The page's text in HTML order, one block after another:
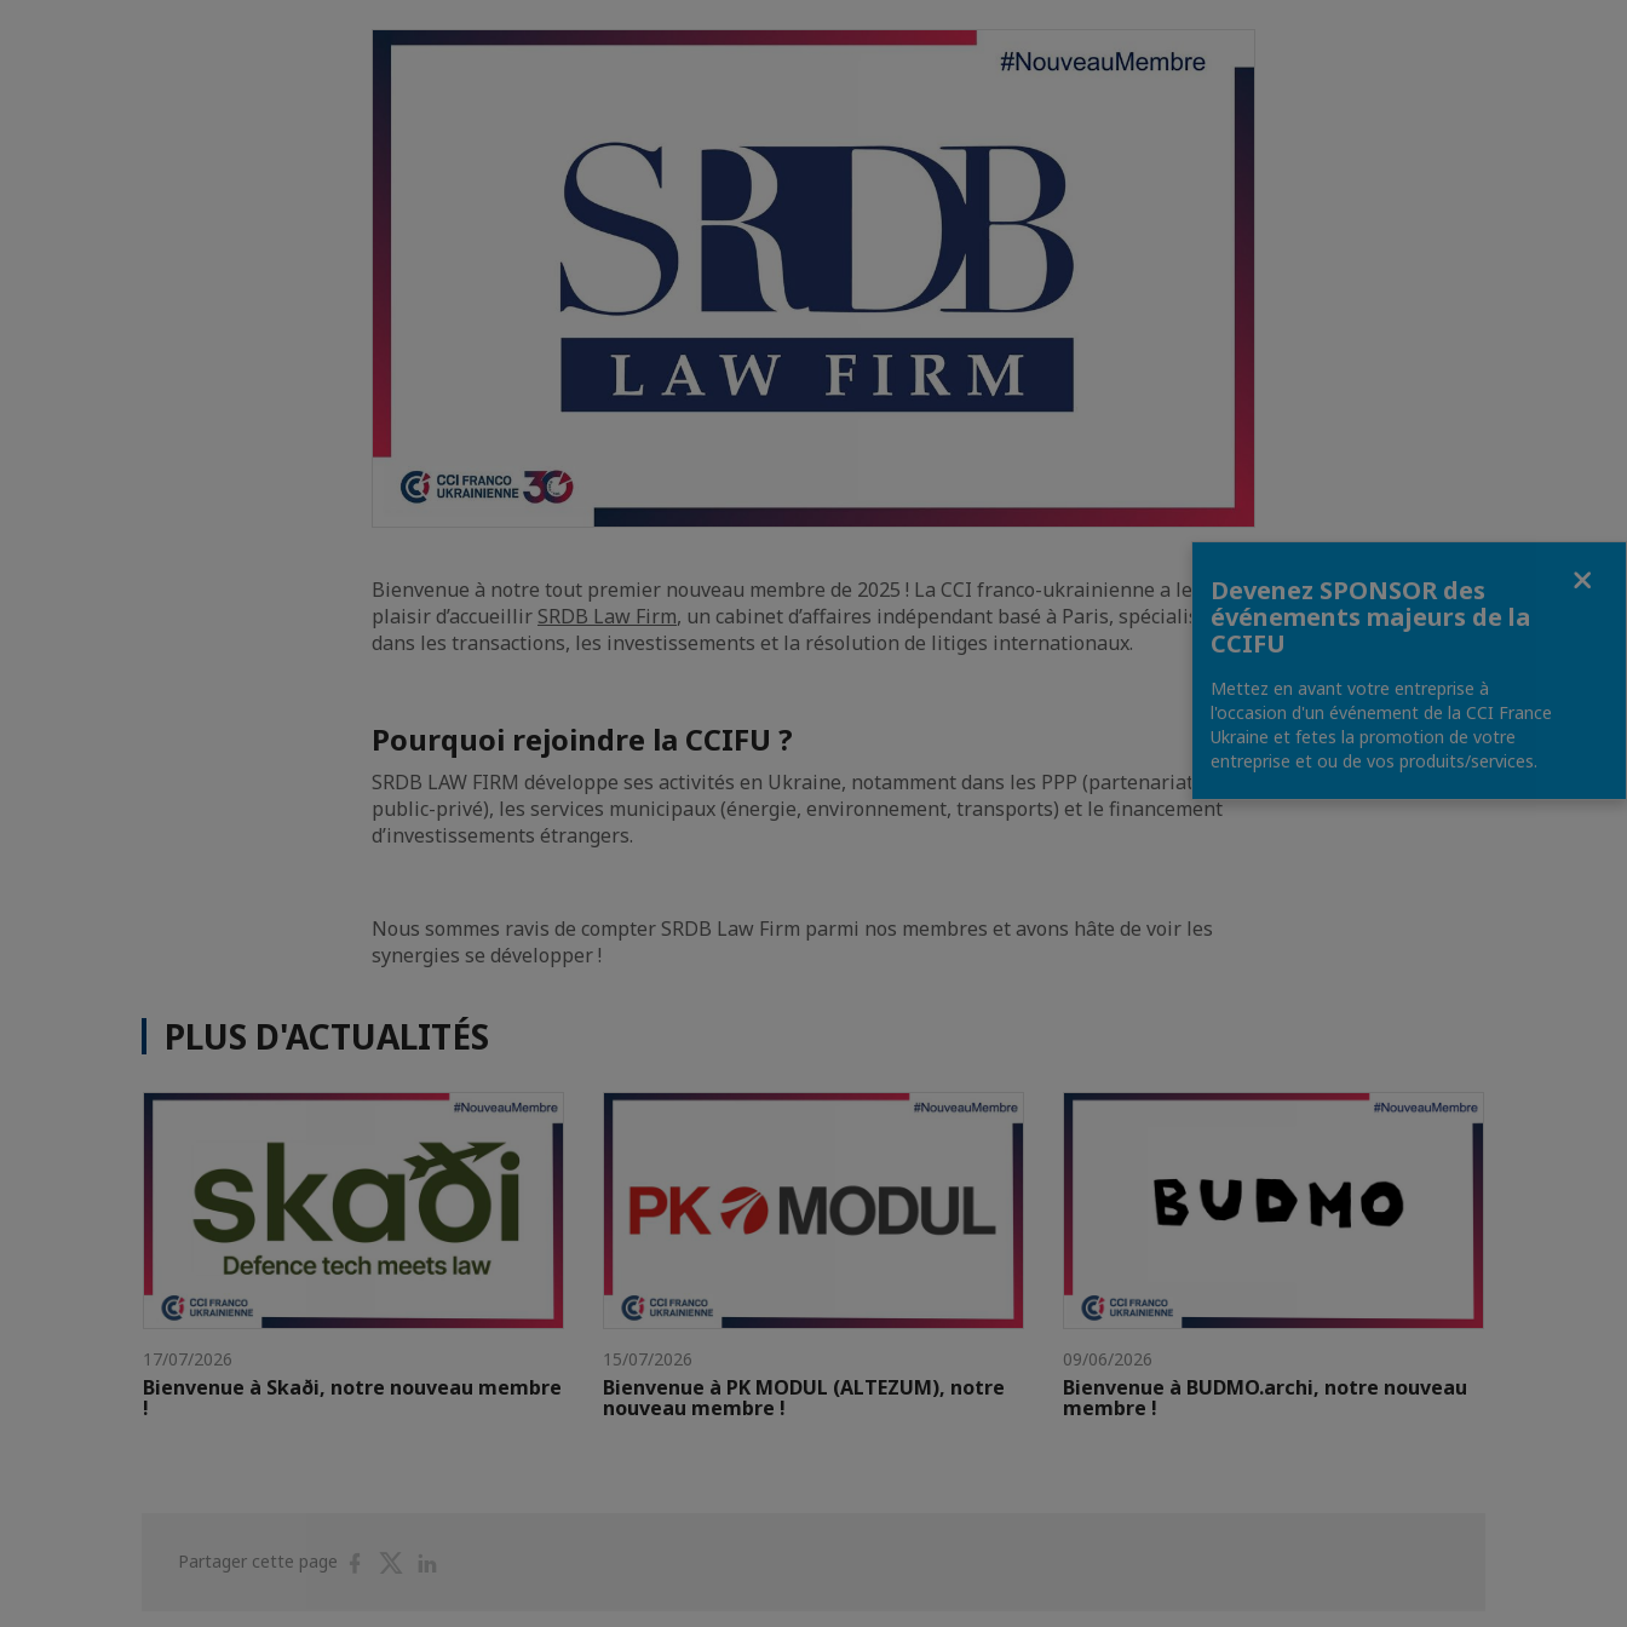
Bienvenue à notre tout premier nouveau membre de 2025 ! La CCI franco-ukrainienne a le
plaisir d’accueillir SRDB Law Firm, un cabinet d’affaires indépendant basé à Paris, spécialisé
dans les transactions, les investissements et la résolution de litiges internationaux.
Pourquoi rejoindre la CCIFU ?
SRDB LAW FIRM développe ses activités en Ukraine, notamment dans les PPP (partenariats
public-privé), les services municipaux (énergie, environnement, transports) et le financement
d’investissements étrangers.
Nous sommes ravis de compter SRDB Law Firm parmi nos membres et avons hâte de voir les
synergies se développer !
PLUS D'ACTUALITÉS
17/07/2026
Bienvenue à Skaði, notre nouveau membre
!
15/07/2026
Bienvenue à PK MODUL (ALTEZUM), notre
nouveau membre !
09/06/2026
Bienvenue à BUDMO.archi, notre nouveau
membre !
Partager cette page
PartagerPartager
Devenez SPONSOR des
événements majeurs de la
CCIFU
Mettez en avant votre entreprise à
l'occasion d'un événement de la CCI France
Ukraine et fetes la promotion de votre
entreprise et ou de vos produits/services.